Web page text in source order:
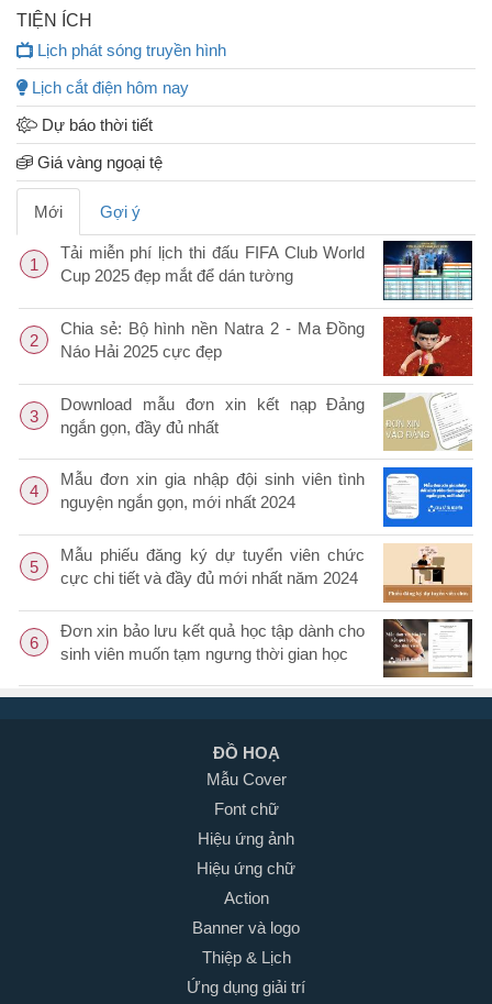
TIỆN ÍCH
Lịch phát sóng truyền hình
Lịch cắt điện hôm nay
Dự báo thời tiết
Giá vàng ngoại tệ
Mới Gợi ý
1
Tải miễn phí lịch thi đấu FIFA Club World
Cup 2025 đẹp mắt để dán tường
2
Chia sẻ: Bộ hình nền Natra 2 - Ma Đồng
Náo Hải 2025 cực đẹp
3
Download mẫu đơn xin kết nạp Đảng
ngắn gọn, đầy đủ nhất
4
Mẫu đơn xin gia nhập đội sinh viên tình
nguyện ngắn gọn, mới nhất 2024
5
Mẫu phiếu đăng ký dự tuyển viên chức
cực chi tiết và đầy đủ mới nhất năm 2024
6
Đơn xin bảo lưu kết quả học tập dành cho
sinh viên muốn tạm ngưng thời gian học
ĐỒ HOẠ
Mẫu Cover
Font chữ
Hiệu ứng ảnh
Hiệu ứng chữ
Action
Banner và logo
Thiệp & Lịch
Ứng dụng giải trí